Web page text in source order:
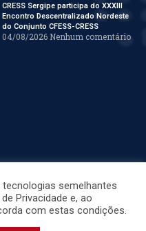
CRESS Sergipe participa do XXXIII
Encontro Descentralizado Nordeste
do Conjunto CFESS-CRESS
04/08/2026 Nenhum comentário
Direitos Reservados.
semelhantes
Privacidade e, ao
com estas condições.